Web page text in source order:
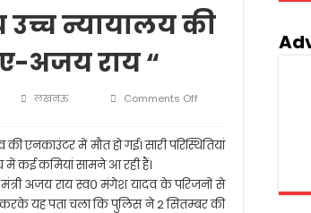
बस यात्रा की सुविधा
मंत्री
मौत
न्यायालय की
अजय राय “
लखनऊ Comments Off
की
जांच
उच्च
एनकाउंटर में मौत हो गई। सारी परिस्थितियां
में कई कमियां सामने आ रही हैं।
मंत्री अजय राय स्व० मंगेश यादव के परिजनों से
यह पता चला कि पुलिस ने 2 सितम्बर की